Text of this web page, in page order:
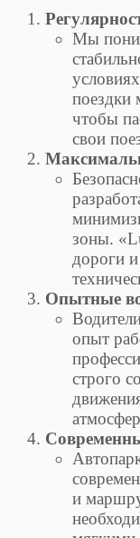
Мы
поездки
чтобы
свои
зоны.
дороги
Опытные
опыт
строго
и